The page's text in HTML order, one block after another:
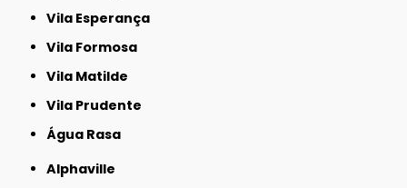
Vila Esperança
Vila Formosa
Vila Matilde
Vila Prudente
Água Rasa
Alphaville